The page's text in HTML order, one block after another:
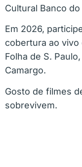
Cultural Banco do
Em 2026,
cobertura ao vivo
Folha de S.
Camargo.
Gosto de filmes
sobrevivem.